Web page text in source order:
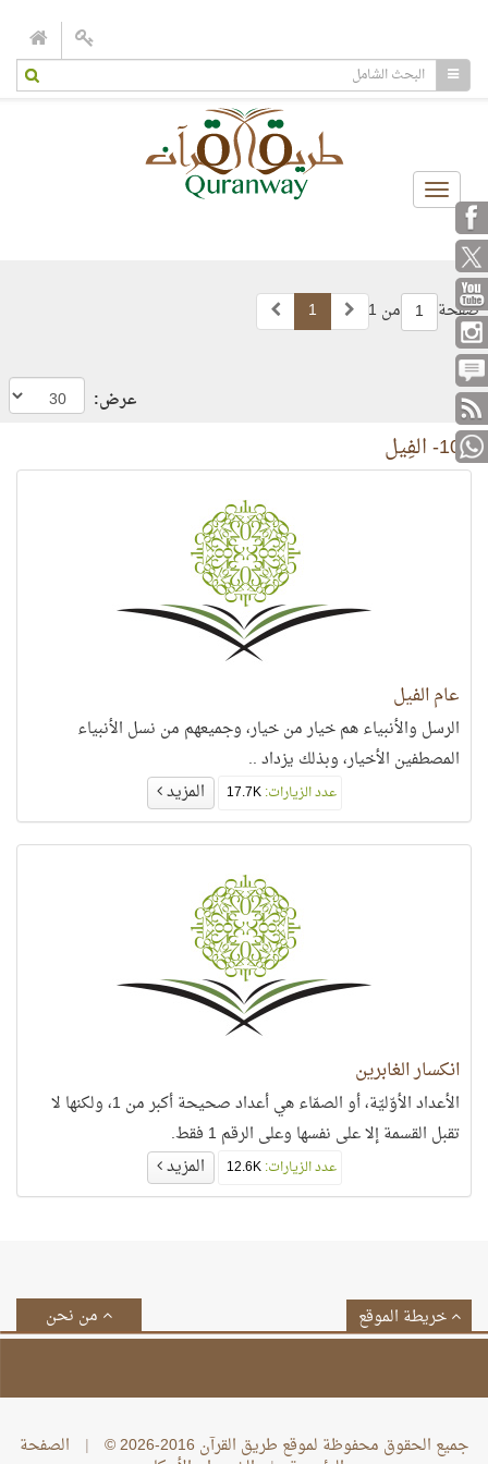
Toggle
navigation
صفحة 1 من 1 1
عرض:
105- الفِيل
عام الفيل
الرسل والأنبياء هم خيار من خيار، وجميعهم من نسل الأنبياء
المصطفين الأخيار، وبذلك يزداد ..
عدد الزيارات:17.7K المزيد
انكسار الغابرين
الأعداد الأوّليّة، أو الصمّاء هي أعداد صحيحة أكبر من 1، ولكنها لا
تقبل القسمة إلا على نفسها وعلى الرقم 1 فقط.
عدد الزيارات:12.6K المزيد
من نحن خريطة الموقع
جميع الحقوق محفوظة لموقع طريق القرآن 2016-2026 © | الصفحة